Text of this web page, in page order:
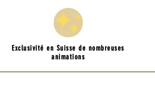
Exclusivité en Suisse de nombreuses
animations